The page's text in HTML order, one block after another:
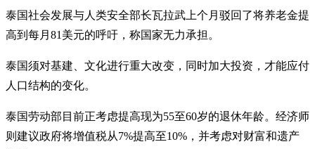
泰国社会发展与人类安全部长瓦拉武上个月驳回了将养老金提
高到每月81美元的呼吁，称国家无力承担。
泰国须对基建、文化进行重大改变，同时加大投资，才能应付
人口结构的变化。
泰国劳动部目前正考虑提高现为55至60岁的退休年龄。经济师
则建议政府将增值税从7%提高至10%，并考虑对财富和遗产